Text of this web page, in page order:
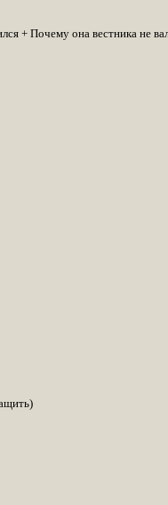
+ Почему она вестника не